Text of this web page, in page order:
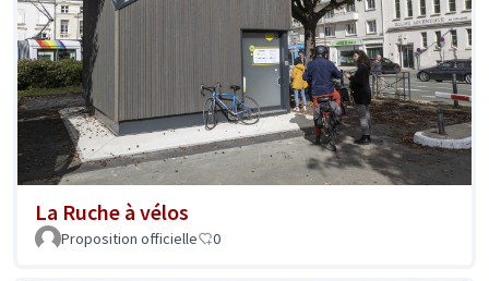
La Ruche à vélos
Proposition officielle 0